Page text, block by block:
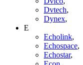
Dvtech,
Dynex,
E
Echolink,
Echospace,
Echostar,